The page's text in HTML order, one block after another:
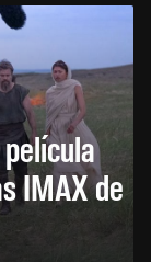
IMAX de